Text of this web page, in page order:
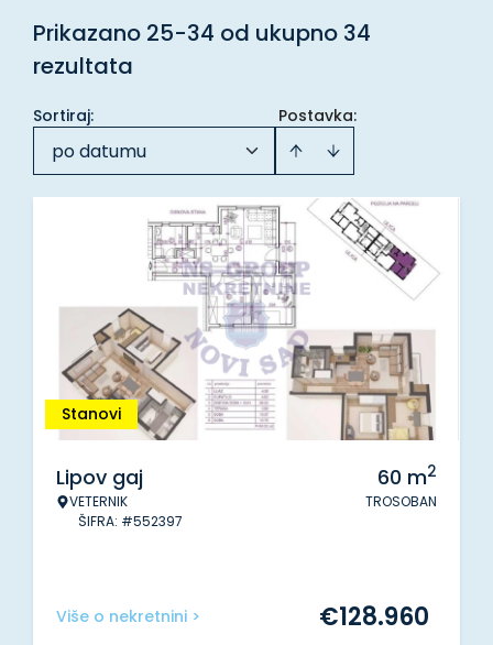
Prikazano 25-34 od ukupno 34
rezultata
Postavka:
Sortiraj:
po datumu
Stanovi
Lipov gaj
VETERNIK
ŠIFRA: #552397
60 m2
TROSOBAN
Više o nekretnini > €128.960